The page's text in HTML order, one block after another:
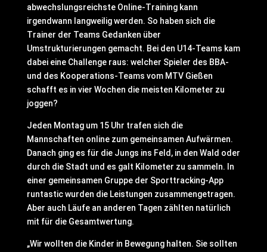
abwechslungsreichste Online-Training kann
irgendwann langweilig werden. So haben sich die
Trainer der Teams Gedanken über
Umstrukturierungen gemacht. Bei den U14-Teams kam
dabei eine Challenge raus: welcher Spieler des BBA-
und des Kooperations-Teams vom MTV Gießen
schafft es in vier Wochen die meisten Kilometer zu
joggen?
Jeden Montag um 15 Uhr trafen sich die
Mannschaften online zum gemeinsamen Aufwärmen.
Danach ging es für die Jungs ins Feld, in den Wald oder
durch die Stadt und es galt Kilometer zu sammeln. In
einer gemeinsamen Gruppe der Sporttracking-App
runtastic wurden die Leistungen zusammengetragen.
Aber auch Läufe an anderen Tagen zählten natürlich
mit für die Gesamtwertung.
„Wir wollten die Kinder in Bewegung halten. Sie sollten